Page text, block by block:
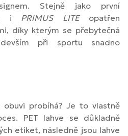
Stejně jako první
i PRIMUS LITEopatřen
díky kterým se přebytečná
při sportu snadno
probíhá? Je to vlastně
PET lahve se důkladně
etiket, následně jsou lahve